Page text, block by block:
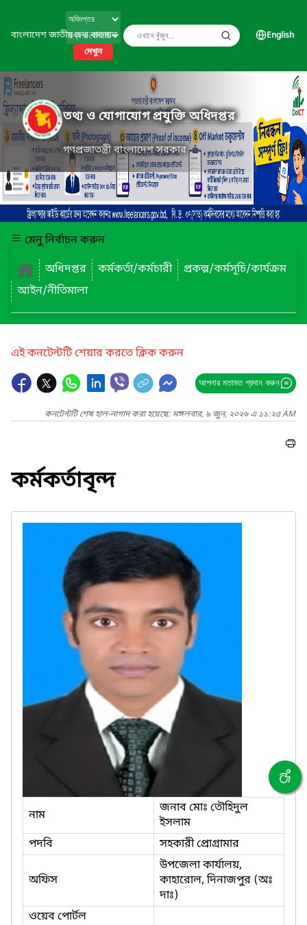
বাংলাদেশ জাতীয় তথ্য বাতায়ন
দেখুন
English
তথ্য ও যোগাযোগ প্রযুক্তি অধিদপ্তর
গণপ্রজাতন্ত্রী বাংলাদেশ সরকার
মেনু নির্বাচন করুন
অধিদপ্তর
কর্মকর্তা/কর্মচারী
প্রকল্প/কর্মসূচি/কার্যক্রম
আইন/নীতিমালা
এই কনটেন্টটি শেয়ার করতে ক্লিক করুন
আপনার মতামত প্রদান করুন
কনটেন্টটি শেষ হাল-নাগাদ করা হয়েছে: মঙ্গলবার, ৯ জুন, ২০২৬ এ ১১:২৫ AM
কর্মকর্তাবৃন্দ
নাম
জনাব মোঃ তৌহিদুল
ইসলাম
পদবি
সহকারী প্রোগ্রামার
অফিস
উপজেলা কার্যালয়,
কাহারোল, দিনাজপুর (অঃ
দাঃ)
ওয়েব পোর্টল